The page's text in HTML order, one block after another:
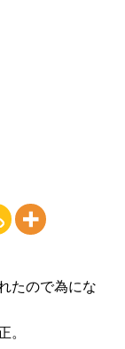
たので為にな